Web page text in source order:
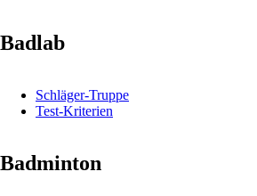
Badlab
Schläger-Truppe
Test-Kriterien
Badminton